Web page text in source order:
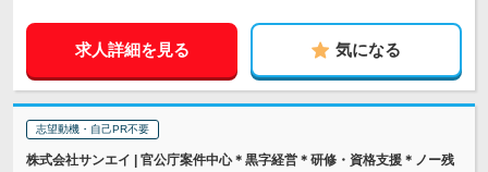
求人詳細を見る 気になる
志望動機・自己PR不要
株式会社サンエイ | 官公庁案件中心＊黒字経営＊研修・資格支援＊ノー残